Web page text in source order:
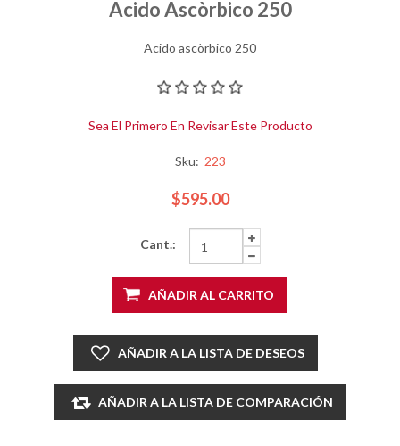
Acido Ascòrbico 250
Acido ascòrbico 250
Sea El Primero En Revisar Este Producto
Sku: 223
$595.00
Cant.:
AÑADIR AL CARRITO
AÑADIR A LA LISTA DE DESEOS
AÑADIR A LA LISTA DE COMPARACIÓN